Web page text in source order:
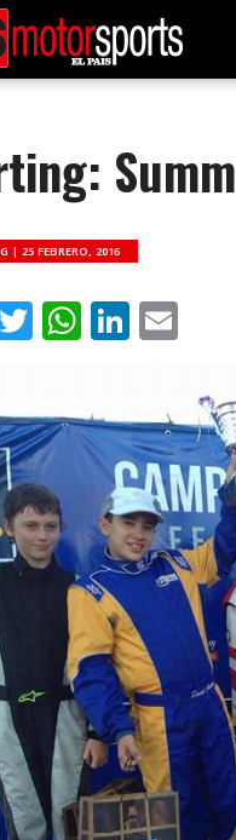
|25 FEBRERO, 2016
Twitter